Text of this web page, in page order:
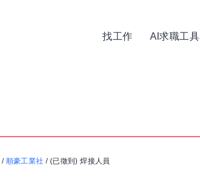
找工作 AI求職工具
/ 順豪工業社 / (已徵到) 焊接人員